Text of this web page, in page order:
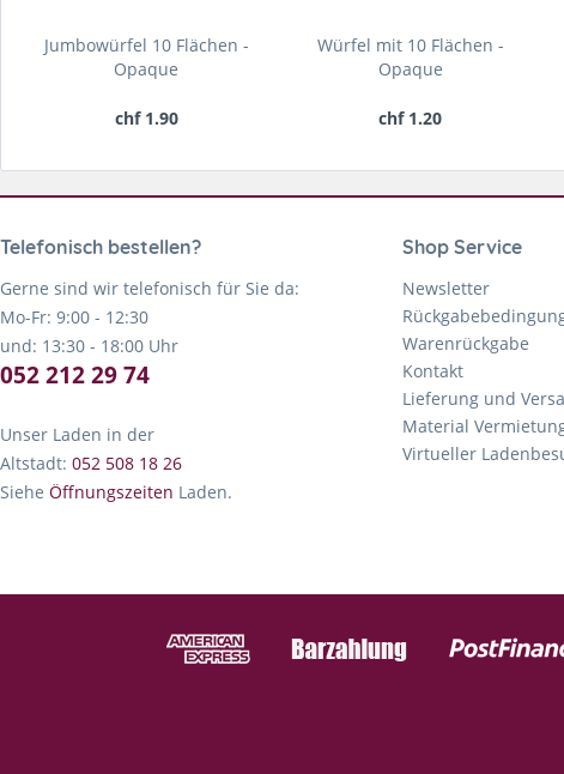
Jumbowürfel 10 Flächen -
Opaque
chf 1.90
Würfel mit 10 Flächen -
Opaque
chf 1.20
Telefonisch bestellen?
Gerne sind wir telefonisch für Sie da:
Mo-Fr: 9:00 - 12:30
und: 13:30 - 18:00 Uhr
052 212 29 74
Unser Laden in der
Altstadt: 052 508 18 26
Siehe Öffnungszeiten Laden.
Shop Service
Newsletter
Warenrückgabe
Kontakt
Lieferung und
Material
Virtueller